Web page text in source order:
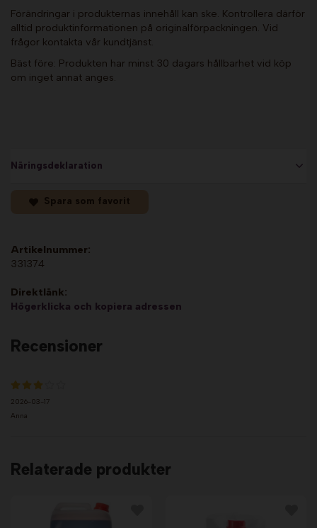
Näringsdeklaration
Förändringar i produkternas innehåll kan ske. Kontrollera därför
alltid produktinformationen på originalförpackningen. Vid
frågor kontakta vår kundtjänst.
Bäst före: Produkten har minst 30 dagars hållbarhet vid köp
om inget annat anges.
Spara som favorit
Artikelnummer:
331374
Direktlänk:
Högerklicka och kopiera adressen
Recensioner
2026-03-17
Anna
Relaterade produkter